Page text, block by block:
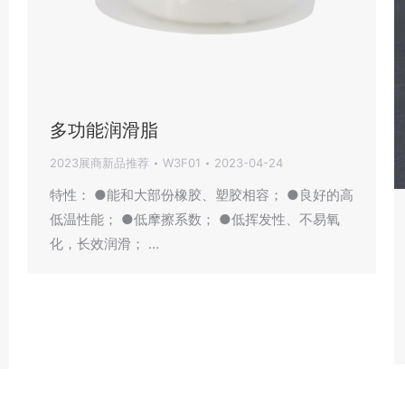
多功能润滑脂
2023展商新品推荐 W3F01 2023-04-24
特性： ●能和大部份橡胶、塑胶相容； ●良好的高
低温性能； ●低摩擦系数； ●低挥发性、不易氧
化，长效润滑； …